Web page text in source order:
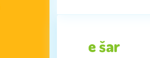
e šar